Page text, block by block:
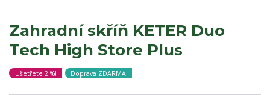
Zahradní skříň KETER Duo
Tech High Store Plus
Ušetřete 2 %! Doprava ZDARMA